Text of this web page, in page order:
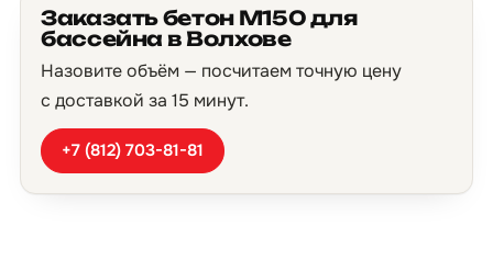
Заказать бетон М150 для
бассейна в Волхове
Назовите объём — посчитаем точную цену
с доставкой за 15 минут.
+7 (812) 703-81-81